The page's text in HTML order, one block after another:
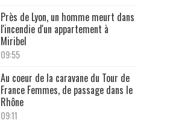
Près de Lyon, un homme meurt dans
l'incendie d'un appartement à
Miribel
09:55
Au coeur de la caravane du Tour de
France Femmes, de passage dans le
Rhône
09:11